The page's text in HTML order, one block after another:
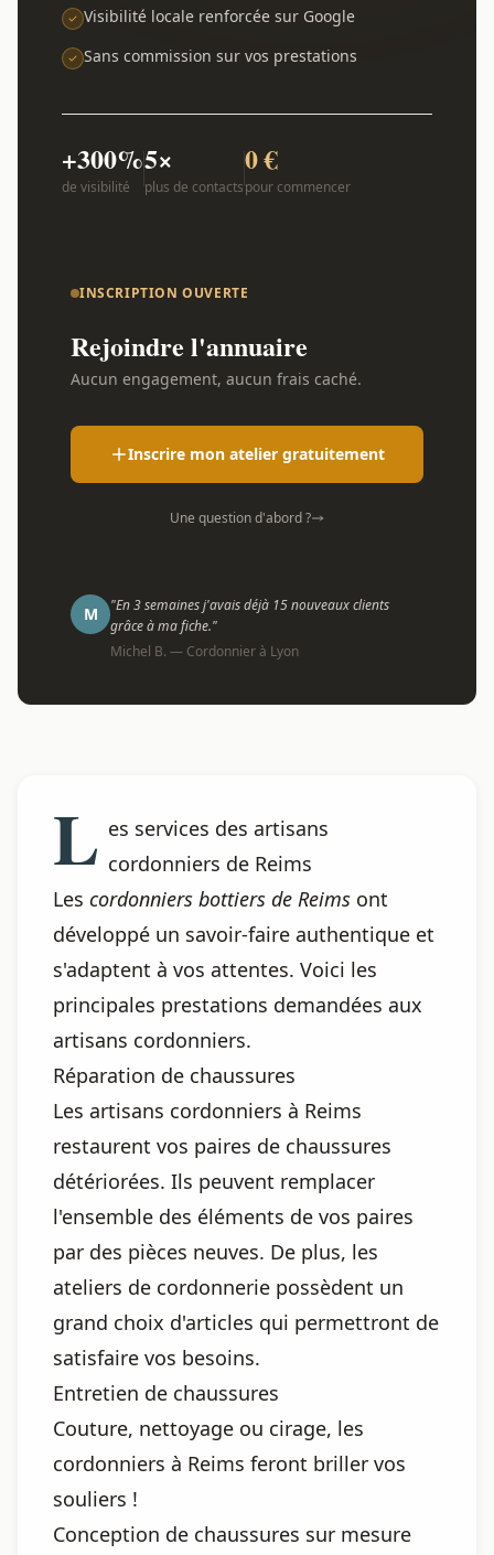
Visibilité locale renforcée sur Google
Sans commission sur vos prestations
+300%
de visibilité
5×
plus de contacts
0 €
pour commencer
INSCRIPTION OUVERTE
Rejoindre l'annuaire
Aucun engagement, aucun frais caché.
Inscrire mon atelier gratuitement
Une question d'abord ?
M
"En 3 semaines j'avais déjà 15 nouveaux clients
grâce à ma fiche."
Michel B. — Cordonnier à Lyon
L es services des artisans
cordonniers de Reims
Les cordonniers bottiers de Reims ont
développé un savoir-faire authentique et
s'adaptent à vos attentes. Voici les
principales prestations demandées aux
artisans cordonniers.
Réparation de chaussures
Les artisans cordonniers à Reims
restaurent vos paires de chaussures
détériorées. Ils peuvent remplacer
l'ensemble des éléments de vos paires
par des pièces neuves. De plus, les
ateliers de cordonnerie possèdent un
grand choix d'articles qui permettront de
satisfaire vos besoins.
Entretien de chaussures
Couture, nettoyage ou cirage, les
cordonniers à Reims feront briller vos
souliers !
Conception de chaussures sur mesure